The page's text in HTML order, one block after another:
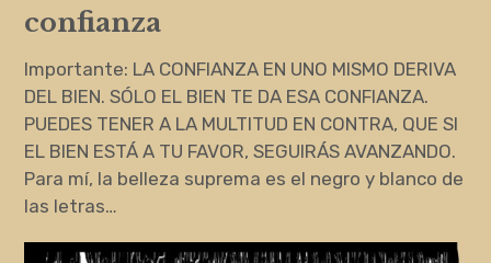
confianza
Importante: LA CONFIANZA EN UNO MISMO DERIVA
DEL BIEN. SÓLO EL BIEN TE DA ESA CONFIANZA.
PUEDES TENER A LA MULTITUD EN CONTRA, QUE SI
EL BIEN ESTÁ A TU FAVOR, SEGUIRÁS AVANZANDO.
Para mí, la belleza suprema es el negro y blanco de
las letras…